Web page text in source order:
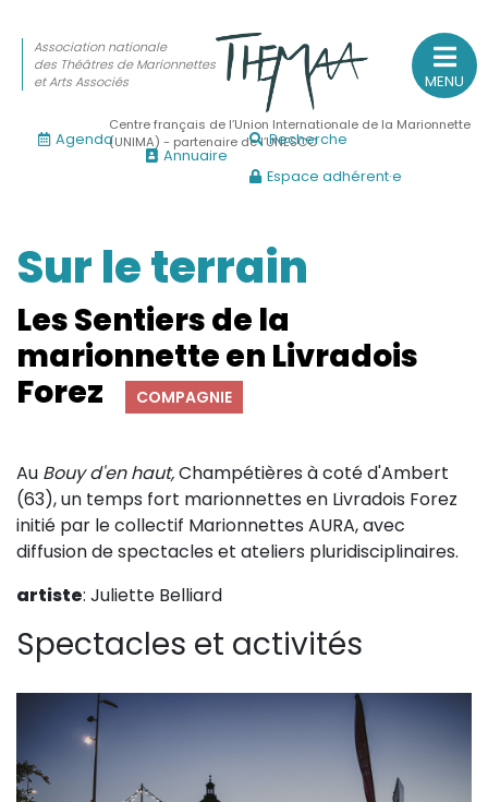
Sur le feu
(Actualités, annonces, vie professionnelle)
Sur le vif
(Agenda, spectacles, événements des adhérents)
(Fonctionnement, gouvernance, groupes de travail,
Sur le terrain
(Portraits, actions, collaborations)
Sur l’étagère
MENU
Association nationale
des Théâtres de Marionnettes
et Arts Associés
Centre français de l’Union Internationale de la Marionnette
(UNIMA) - partenaire de l’UNESCO
Agenda
Annuaire
Recherche
Espace adhérent·e
Sur le terrain
Les Sentiers de la
marionnette en Livradois
Forez
COMPAGNIE
Au Bouy d'en haut,Champétières à coté d'Ambert
(63), un temps fort marionnettes en Livradois Forez
initié par le collectif Marionnettes AURA, avec
diffusion de spectacles et ateliers pluridisciplinaires.
artiste: Juliette Belliard
Spectacles et activités